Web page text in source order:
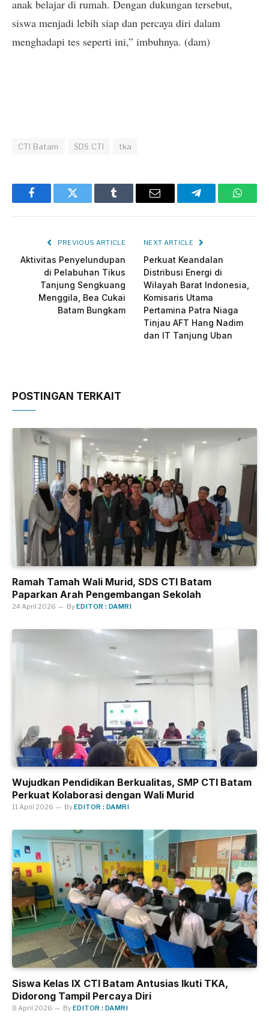
anak belajar di rumah. Dengan dukungan tersebut,
siswa menjadi lebih siap dan percaya diri dalam
menghadapi tes seperti ini,” imbuhnya. (dam)
CTI Batam SDS CTI tka
FacebookTwitter Tumblr Email Telegram
PREVIOUS ARTICLE
Aktivitas Penyelundupan
di Pelabuhan Tikus
Tanjung Sengkuang
Menggila, Bea Cukai
Batam Bungkam
NEXT ARTICLE
Perkuat Keandalan
Distribusi Energi di
Wilayah Barat Indonesia,
Komisaris Utama
Pertamina Patra Niaga
Tinjau AFT Hang Nadim
dan IT Tanjung Uban
POSTINGAN TERKAIT
Ramah Tamah Wali Murid, SDS CTI Batam
Paparkan Arah Pengembangan Sekolah
24 April 2026 ByEDITOR : DAMRI
Wujudkan Pendidikan Berkualitas, SMP CTI Batam
Perkuat Kolaborasi dengan Wali Murid
11 April 2026 ByEDITOR : DAMRI
Siswa Kelas IX CTI Batam Antusias Ikuti TKA,
Didorong Tampil Percaya Diri
8 April 2026 ByEDITOR : DAMRI